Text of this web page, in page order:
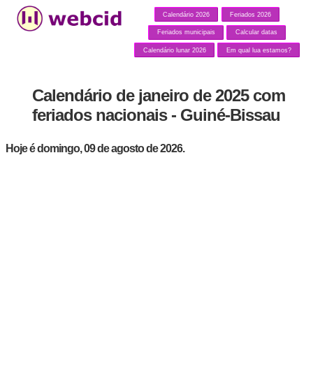
Calendário 2026 Feriados 2026
Feriados municipais Calcular datas
Calendário lunar 2026 Em qual lua estamos?
Calendário de janeiro de 2025 com
feriados nacionais - Guiné-Bissau
Hoje é domingo, 09 de agosto de 2026.